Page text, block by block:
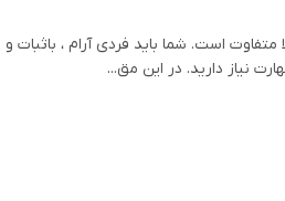
متفاوت است. شما باید فردی آرام ، باثبات و
نیاز دارید. در این مق...